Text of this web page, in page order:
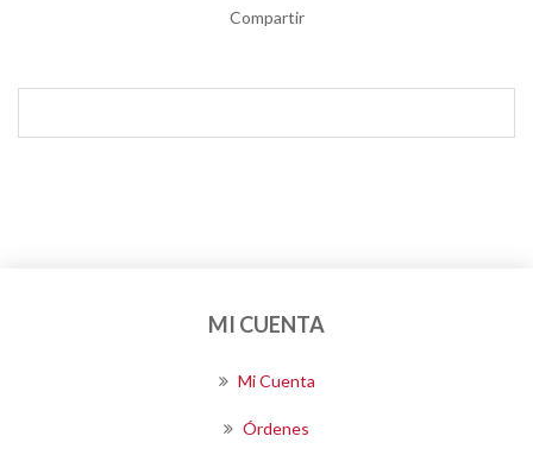
Compartir
MI CUENTA
Mi Cuenta
Órdenes